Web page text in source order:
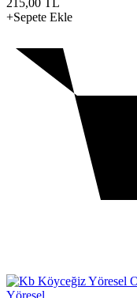
+Sepete Ekle